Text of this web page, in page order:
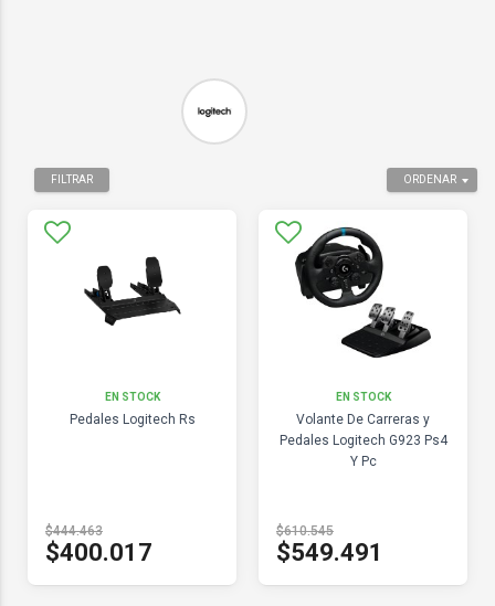
ORDENAR
FILTRAR
EN STOCK
Pedales Logitech Rs
$444.463
$400.017
EN STOCK
Volante De Carreras y
Pedales Logitech G923 Ps4
Y Pc
$610.545
$549.491